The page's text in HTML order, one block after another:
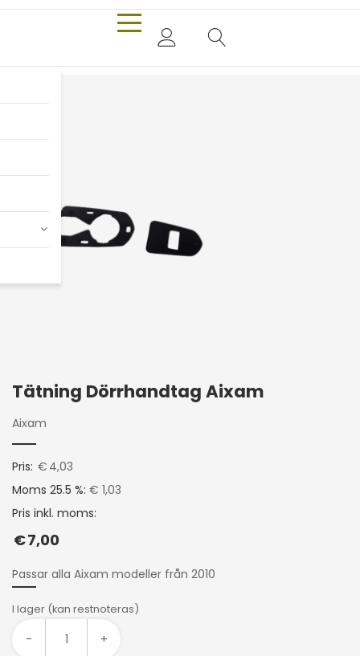
Tätning Dörrhandtag Aixam
Aixam
Pris: € 4,03
Moms 25.5 %: € 1,03
Pris inkl. moms:
€7,00
Passar alla Aixam modeller från 2010
I lager (kan restnoteras)
- +